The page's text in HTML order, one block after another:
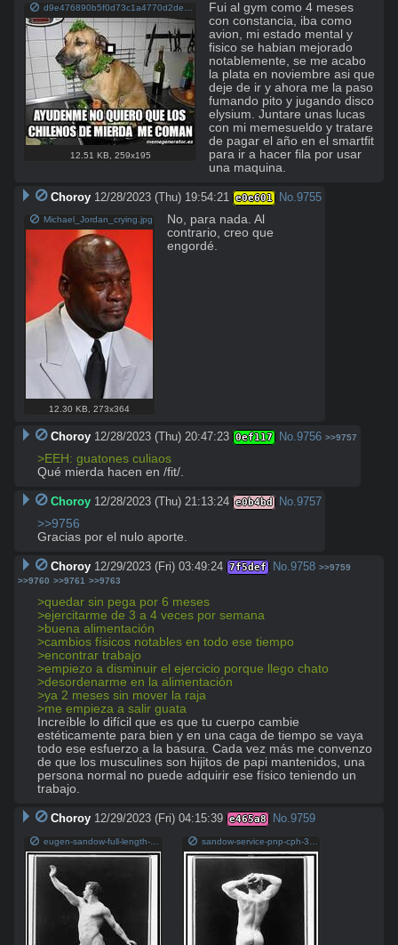
12.51 KB 259x195
Fui al gym como 4 meses
con constancia, iba como
avion, mi estado mental y
fisico se habian mejorado
notablemente, se me acabo
la plata en noviembre asi que
deje de ir y ahora me la paso
fumando pito y jugando disco
elysium. Juntare unas lucas
con mi memesueldo y tratare
de pagar el año en el smartfit
para ir a hacer fila por usar
una maquina.
Choroy 12/28/2023 (Thu) 19:54:21 e0e601 No.9755
Michael_Jordan_crying.jpg
12.30 KB ,273x364
No, para nada. Al
contrario, creo que
engordé.
Choroy 12/28/2023 (Thu) 20:47:23 0ef117 No.9756 >>9757
>EEH: guatones culiaos
Qué mierda hacen en /fit/.
Choroy 12/28/2023 (Thu) 21:13:24 e0b4bd No.9757
>>9756
Gracias por el nulo aporte.
Choroy 12/29/2023 (Fri) 03:49:24 7f5def No.9758 >>9759
>>9760 >>9761 >>9763
>quedar sin pega por 6 meses
>ejercitarme de 3 a 4 veces por semana
>buena alimentación
>cambios físicos notables en todo ese tiempo
>encontrar trabajo
>empiezo a disminuir el ejercicio porque llego chato
>desordenarme en la alimentación
>ya 2 meses sin mover la raja
>me empieza a salir guata
Increíble lo difícil que es que tu cuerpo cambie
estéticamente para bien y en una caga de tiempo se vaya
todo ese esfuerzo a la basura. Cada vez más me convenzo
de que los musculines son hijitos de papi mantenidos, una
persona normal no puede adquirir ese físico teniendo un
trabajo.
Choroy 12/29/2023 (Fri) 04:15:39 e465a8 No.9759